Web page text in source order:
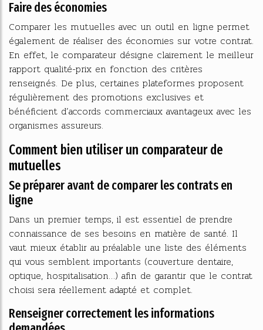
Faire des économies
Comparer les mutuelles avec un outil en ligne permet
également de réaliser des économies sur votre contrat.
En effet, le comparateur désigne clairement le meilleur
rapport qualité-prix en fonction des critères
renseignés. De plus, certaines plateformes proposent
régulièrement des promotions exclusives et
bénéficient d’accords commerciaux avantageux avec les
organismes assureurs.
Comment bien utiliser un comparateur de
mutuelles
Se préparer avant de comparer les contrats en
ligne
Dans un premier temps, il est essentiel de prendre
connaissance de ses besoins en matière de santé. Il
vaut mieux établir au préalable une liste des éléments
qui vous semblent importants (couverture dentaire,
optique, hospitalisation…) afin de garantir que le contrat
choisi sera réellement adapté et complet.
Renseigner correctement les informations